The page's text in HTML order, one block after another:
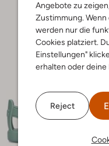
Angebote zu
Zustimmung. Wenn
werden nur die
Cookies platziert.
Einstellungen"
erhalten oder deine
Reject